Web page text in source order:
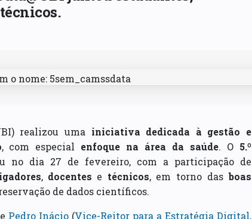
realizou uma iniciativa dedicada à gestão e
, com especial enfoque na área da saúde. O 5.º
no dia 27 de fevereiro, com a participação de
, docentes e técnicos, em torno dasboas
de dados científicos.
Pedro Inácio(Vice-Reitor para a Estratégia Digital,